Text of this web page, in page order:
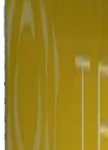
Характеристики
Бренд
Страна
Крепость
Капсула
Вкусы
Табачный вкус,